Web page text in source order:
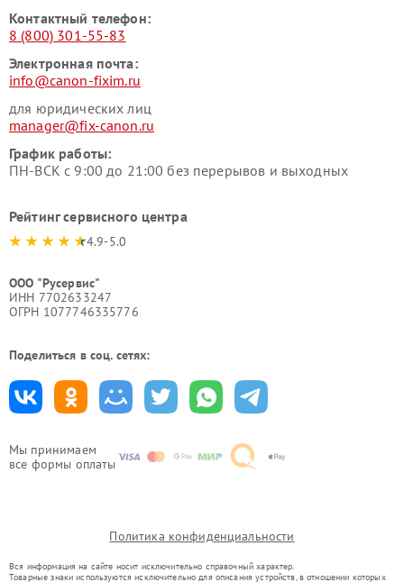
Мы принимаем
все формы оплаты
Контактный телефон:
8 (800) 301-55-83
Электронная почта:
info@canon-fixim.ru
для юридических лиц
manager@fix-canon.ru
График работы:
ПН-ВСК с 9:00 до 21:00 без перерывов и выходных
Рейтинг сервисного центра
4.9-5.0
ООО "Русервис"
ИНН 7702633247
ОГРН 1077746335776
Поделиться в соц. сетях:
Политика конфиденциальности
Вся информация на сайте носит исключительно справочный характер.
Товарные знаки используются исключительно для описания устройств, в отношении которых